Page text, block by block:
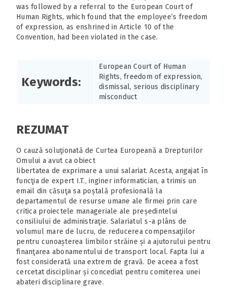
was followed by a referral to the European Court of
Human Rights, which found that the employee’s freedom
of expression, as enshrined in Article 10 of the
Convention, had been violated in the case.
Keywords:
European Court of Human
Rights, freedom of expression,
dismissal, serious disciplinary
misconduct
REZUMAT
O cauză soluţionată de Curtea Europeană a Drepturilor
Omului a avut ca obiect
libertatea de exprimare a unui salariat. Acesta, angajat în
funcţia de expert I.T., inginer informatician, a trimis un
email din căsuţa sa poștală profesională la
departamentul de resurse umane ale firmei prin care
critica proiectele manageriale ale președintelui
consiliului de administraţie. Salariatul s-a plâns de
volumul mare de lucru, de reducerea compensaţiilor
pentru cunoașterea limbilor străine și a ajutorului pentru
finanţarea abonamentului de transport local. Fapta lui a
fost considerată una extrem de gravă. De aceea a fost
cercetat disciplinar și concediat pentru comiterea unei
abateri disciplinare grave.